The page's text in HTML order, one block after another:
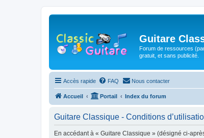
Guitare
Forum de ressources
gratuit, et sans publicité.
Accès rapide FAQ Nous contacter
Accueil Portail Index du forum
Guitare Classique - Conditions
En accédant à « Guitare Classique » (désigné ci-